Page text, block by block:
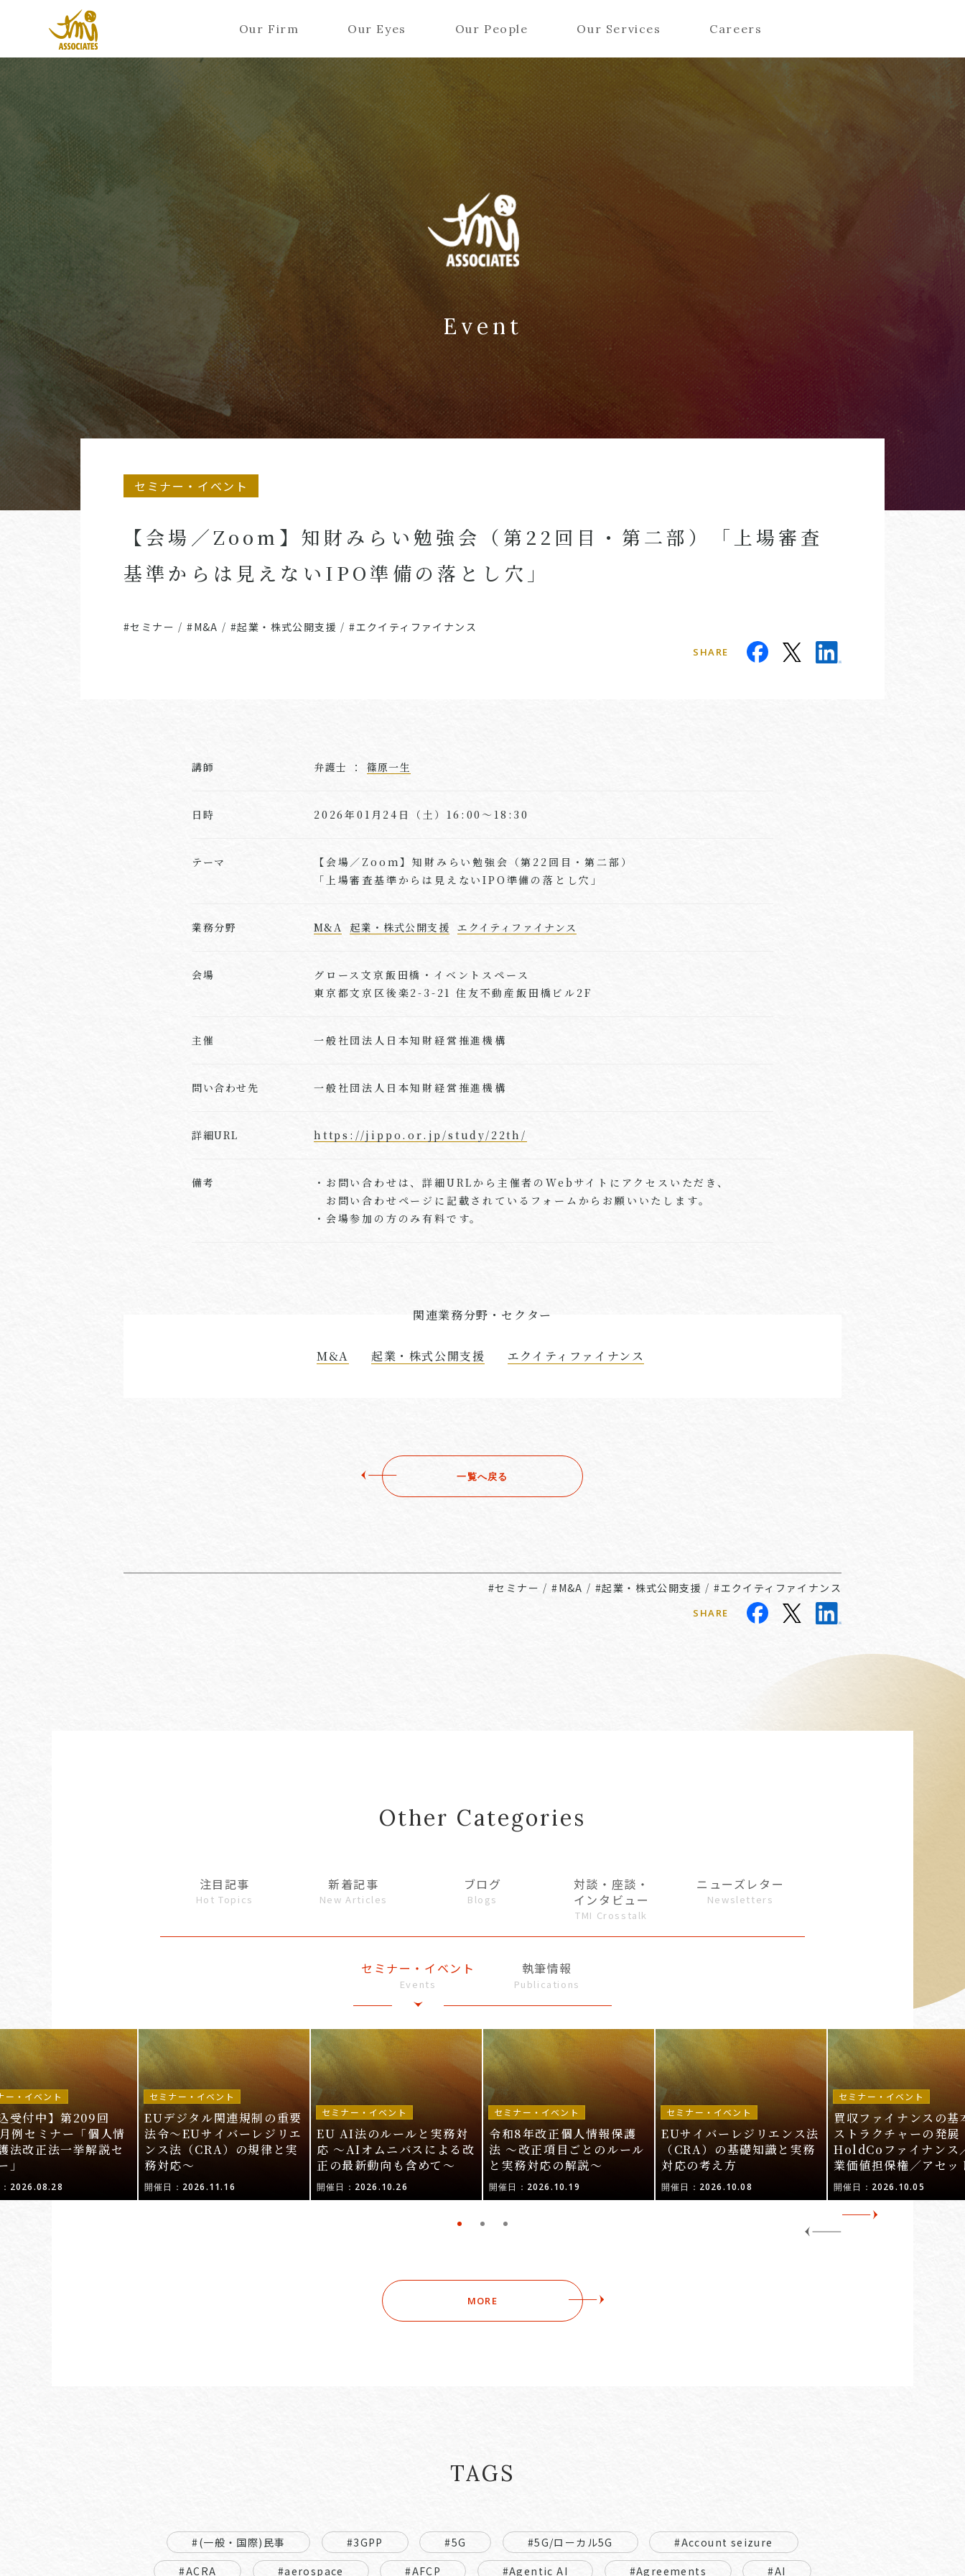
Our Firm Our Eyes Our People Our Services Careers
Event
セミナー・イベント
【会場／Zoom】知財みらい勉強会（第22回目・第二部）「上場審査
基準からは見えないIPO準備の落とし穴」
#セミナー /#M&A /#起業・株式公開支援 /#エクイティファイナンス
SHARE
講師 弁護士 ： 篠原一生
日時 2026年01月24日（土）16:00～18:30
テーマ
【会場／Zoom】知財みらい勉強会（第22回目・第二部）
「上場審査基準からは見えないIPO準備の落とし穴」
業務分野 M&A 起業・株式公開支援 エクイティファイナンス
会場
グロース文京飯田橋・イベントスペース
東京都文京区後楽2-3-21 住友不動産飯田橋ビル2F
主催 一般社団法人日本知財経営推進機構
問い合わせ先 一般社団法人日本知財経営推進機構
詳細URL https://jippo.or.jp/study/22th/
備考
・お問い合わせは、詳細URLから主催者のWebサイトにアクセスいただき、
お問い合わせページに記載されているフォームからお願いいたします。
・会場参加の方のみ有料です。
関連業務分野・セクター
M&A 起業・株式公開支援 エクイティファイナンス
一覧へ戻る
#セミナー /#M&A / #起業・株式公開支援 /#エクイティファイナンス
SHARE
Other Categories
注目記事
Hot Topics
新着記事
New Articles
ブログ
Blogs
対談・座談・
インタビュー
TMI Crosstalk
ニューズレター
Newsletters
セミナー・イベント
Events
執筆情報
Publications
ー・イベント
受付中】第209回
例セミナー「個人情
法改正法一挙解説セ
」
2026.08.28
セミナー・イベント
EUデジタル関連規制の重要
法令〜EUサイバーレジリエ
ンス法（CRA）の規律と実
務対応〜
開催日：2026.11.16
セミナー・イベント
EU AI法のルールと実務対
応 〜AIオムニバスによる改
正の最新動向も含めて〜
開催日：2026.10.26
セミナー・イベント
令和8年改正個人情報保護
法 〜改正項目ごとのルール
と実務対応の解説〜
開催日：2026.10.19
セミナー・イベント
EUサイバーレジリエンス法
（CRA）の基礎知識と実務
対応の考え方
開催日：2026.10.08
セミナー・イベント
買収ファイナンスの基
ストラクチャーの発展
HoldCoファイナンス
業価値担保権／アセッ
活用〜
開催日：2026.10.05
MORE
TAGS
#(一般・国際)民事 #3GPP #5G #5G/ローカル5G
#Account seizure
#ACRA
#aerospace #AFCP #Agentic AI #Agreements #AI